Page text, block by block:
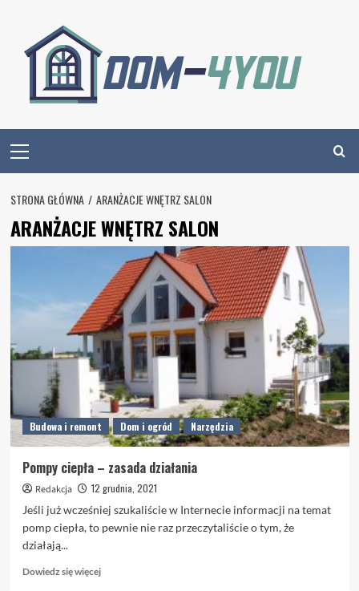
content
Menu
STRONA GŁÓWNA ARANŻACJE WNĘTRZ SALON
ARANŻACJE WNĘTRZ SALON
Budowa i remont Dom i ogród Narzędzia
Pompy ciepła – zasada działania
Redakcja
12 grudnia, 2021
Jeśli już wcześniej szukaliście w Internecie informacji na temat
pomp ciepła, to pewnie nie raz przeczytaliście o tym, że
działają...
Dowiedz się więcejDowiedz